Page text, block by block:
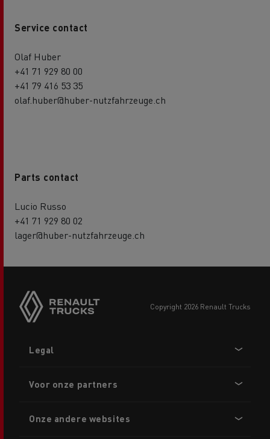
Service contact
Olaf Huber
+41 71 929 80 00
+41 79 416 53 35
olaf.huber@huber-nutzfahrzeuge.ch
Parts contact
Lucio Russo
+41 71 929 80 02
lager@huber-nutzfahrzeuge.ch
copyright 2026 Renault Trucks
menu
Legal
Voor onze partners
Onze andere websites